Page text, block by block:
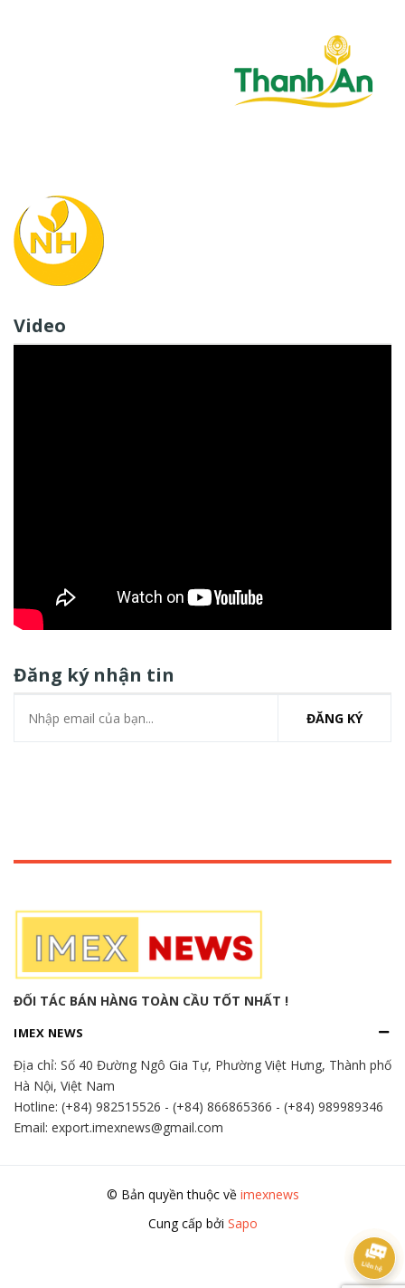
Video
Đăng ký nhận tin
ĐĂNG KÝ
ĐỐI TÁC BÁN HÀNG TOÀN CẦU TỐT NHẤT !
IMEX NEWS
Địa chỉ: Số 40 Đường Ngô Gia Tự, Phường Việt Hưng, Thành phố
Hà Nội, Việt Nam
Hotline: (+84) 982515526 - (+84) 866865366 - (+84) 989989346
Email: export.imexnews@gmail.com
© Bản quyền thuộc về imexnews
Cung cấp bởi Sapo